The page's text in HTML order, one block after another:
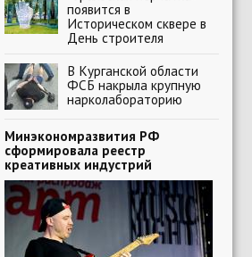
появится в
Историческом сквере в
День строителя
В Курганской области
ФСБ накрыла крупную
нарколабораторию
Минэкономразвития РФ
сформировала реестр
креативных индустрий